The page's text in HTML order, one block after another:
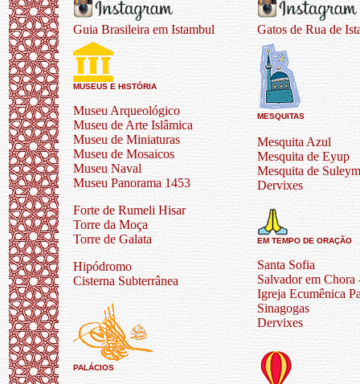
Guia Brasileira em Istambul Gatos de Rua de
MUSEUS E HISTÓRIA
Museu Arqueológico
Museu de Arte Islâmica
Museu de Miniaturas
Museu de Mosaicos
Museu Naval
Museu Panorama 1453
Forte de Rumeli Hisar
Torre da Moça
Torre de Galata
Hipódromo
Cisterna Subterrânea
PALÁCIOS
MESQUITAS
Mesquita Azul
Mesquita de Eyup
Mesquita de
Dervixes
EM TEMPO DE ORAÇÃO
Santa Sofia
Salvador em
Igreja Ecumênica
Sinagogas
Dervixes